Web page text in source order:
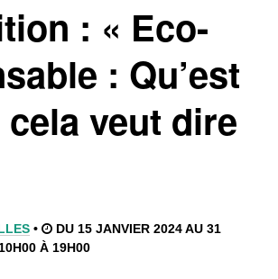
: « Eco-
: Qu’est
veut dire
•
DU 15 JANVIER 2024 AU 31
À 19H00